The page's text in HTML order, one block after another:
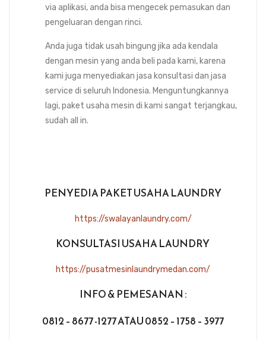
via aplikasi, anda bisa mengecek pemasukan dan
pengeluaran dengan rinci.
Anda juga tidak usah bingung jika ada kendala
dengan mesin yang anda beli pada kami, karena
kami juga menyediakan jasa konsultasi dan jasa
service di seluruh Indonesia. Menguntungkannya
lagi, paket usaha mesin di kami sangat terjangkau,
sudah all in.
PENYEDIA PAKET USAHA LAUNDRY
https://swalayanlaundry.com/
KONSULTASI USAHA LAUNDRY
https://pusatmesinlaundrymedan.com/
INFO & PEMESANAN :
0812 – 8677 -1277 ATAU 0852 – 1758 – 3977